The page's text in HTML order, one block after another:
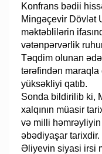
Konfrans bədii
Mingəçevir Dövlət
məktəblilərin
vətənpərvərlik
Təqdim olunan
tərəfindən maraqla
yüksəkliyi qatıb.
Sonda bildirilib ki,
xalqının müasir
və milli həmrəyliyin
əbədiyaşar
Əliyevin siyasi irsi